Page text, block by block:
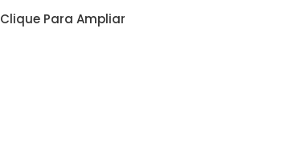
Clique Para Ampliar